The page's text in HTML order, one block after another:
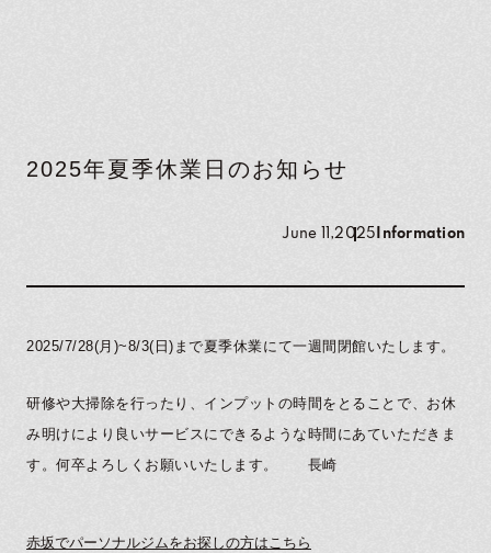
2025年夏季休業日のお知らせ
June 11,2025 Information
2025/7/28(月)~8/3(日)まで夏季休業にて一週間閉館いたします。
研修や大掃除を行ったり、インプットの時間をとることで、お休
み明けにより良いサービスにできるような時間にあていただきま
す。何卒よろしくお願いいたします。 長崎
赤坂でパーソナルジムをお探しの方はこちら